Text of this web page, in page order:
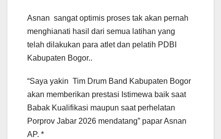
Asnan sangat optimis proses tak akan pernah
menghianati hasil dari semua latihan yang
telah dilakukan para atlet dan pelatih PDBI
Kabupaten Bogor..
“Saya yakin Tim Drum Band Kabupaten Bogor
akan memberikan prestasi Istimewa baik saat
Babak Kualifikasi maupun saat perhelatan
Porprov Jabar 2026 mendatang” papar Asnan
AP. *